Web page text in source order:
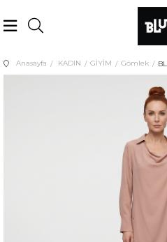
Anasayfa KADIN GİYİM Gömlek